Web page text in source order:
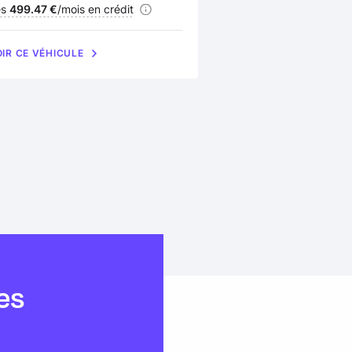
:
499.47 €/mois en crédit
CE VÉHICULE